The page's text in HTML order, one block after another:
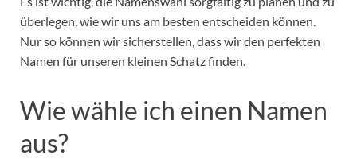
überlegen, wie wir uns am besten entscheiden können.
Nur so können wir sicherstellen, dass wir den perfekten
Namen für unseren kleinen Schatz finden.
Wie wähle ich einen Namen
aus?